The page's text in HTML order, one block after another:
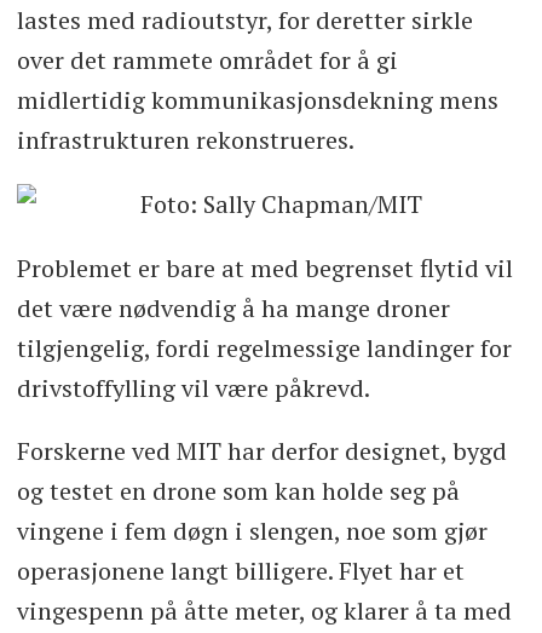
lastes med radioutstyr, for deretter sirkle
over det rammete området for å gi
midlertidig kommunikasjonsdekning mens
infrastrukturen rekonstrueres.
Problemet er bare at med begrenset flytid vil
det være nødvendig å ha mange droner
tilgjengelig, fordi regelmessige landinger for
drivstoffylling vil være påkrevd.
Forskerne ved MIT har derfor designet, bygd
og testet en drone som kan holde seg på
vingene i fem døgn i slengen, noe som gjør
operasjonene langt billigere. Flyet har et
vingespenn på åtte meter, og klarer å ta med